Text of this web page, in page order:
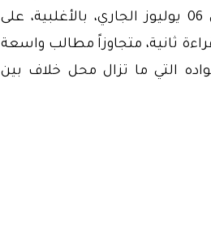
مقر مجلس النواب، صادق الأخير(مجلس النواب)، يوم الاثنين 06 يوليوز الجاري، بالأغلبية، على
في قراءة ثانية، متجاوزاً مطالب واسعة
التي ما تزال محل خلاف بين